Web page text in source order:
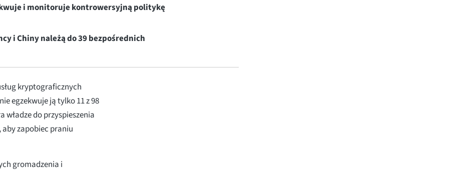
i monitoruje kontrowersyjną politykę
i Chiny należą do 39 bezpośrednich
kryptograficznych
egzekwuje ją tylko 11 z 98
do przyspieszenia
zapobiec praniu
gromadzenia i